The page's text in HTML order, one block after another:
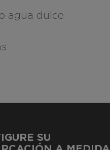
agua dulce
SU